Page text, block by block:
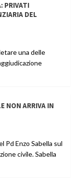
PRIVATI
DEL
una delle
NON ARRIVA IN
Pd Enzo Sabella sul
civile. Sabella